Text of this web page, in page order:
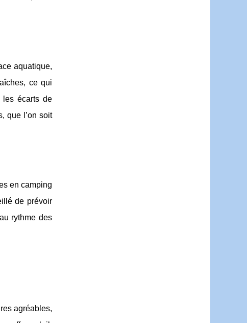
aquatique,
ce qui
les écarts de
que l’on soit
en camping
de prévoir
rythme des
agréables,